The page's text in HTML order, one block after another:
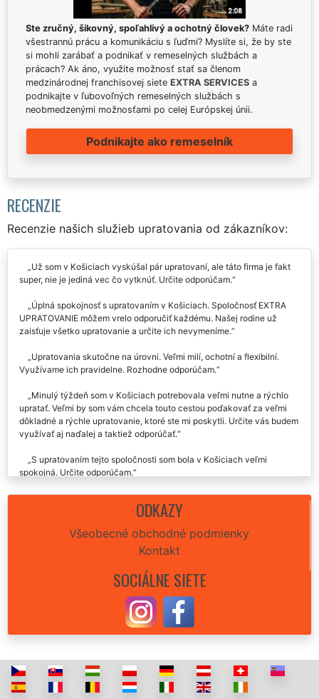
Ste zručný, šikovný, spoľahlivý a ochotný človek? Máte radi
všestrannú prácu a komunikáciu s ľuďmi? Myslíte si, že by ste
si mohli zarábať a podnikať v remeselných službách a
prácach? Ak áno, využite možnosť stať sa členom
medzinárodnej franchisovej siete EXTRA SERVICES a
podnikajte v ľubovoľných remeselných službách s
neobmedzenými možnosťami po celej Európskej únii.
Podnikajte ako remeselník
RECENZIE
Recenzie našich služieb upratovania od zákazníkov:
Už som v Košiciach vyskúšal pár upratovaní, ale táto firma je fakt
super, nie je jediná vec čo vytknúť. Určite odporúčam.
Úplná spokojnosť s upratovaním v Košiciach. Spoločnosť EXTRA
UPRATOVANIE môžem vrelo odporučiť každému. Našej rodine už
zaisťuje všetko upratovanie a určite ich nevymeníme.
Upratovania skutočne na úrovni. Veľmi milí, ochotní a flexibilní.
Využívame ich pravidelne. Rozhodne odporúčam.
Minulý týždeň som v Košiciach potrebovala veľmi nutne a rýchlo
upratať. Veľmi by som vám chcela touto cestou poďakovať za veľmi
dôkladné a rýchle upratovanie, ktoré ste mi poskytli. Určite vás budem
využívať aj naďalej a taktiež odporúčať.
S upratovaním tejto spoločnosti som bola v Košiciach veľmi
spokojná. Určite odporúčam.
Skutočne paráda. Celé upratovanie u nás v Košiciach prebehlo
úplne perfektne. Cena síce trošku vyššia, ale výsledok stál za to.
Už 2x som využila v Košiciach upratovanie tejto spoločnosti. Vždy
Vynikajúca služba aj skúsenosť. Včera nám táto upratovacia firma
zaisťovala upratovanie našej nehnuteľnosti v Košiciach. Celý priebeh
upratovania bol úplne perfektný, sedela cena upratovania aj celý
dohovor. Za nás môžeme rozhodne odporučiť.
ODKAZY
Všeobecné obchodné podmienky
Kontakt
SOCIÁLNE SIETE